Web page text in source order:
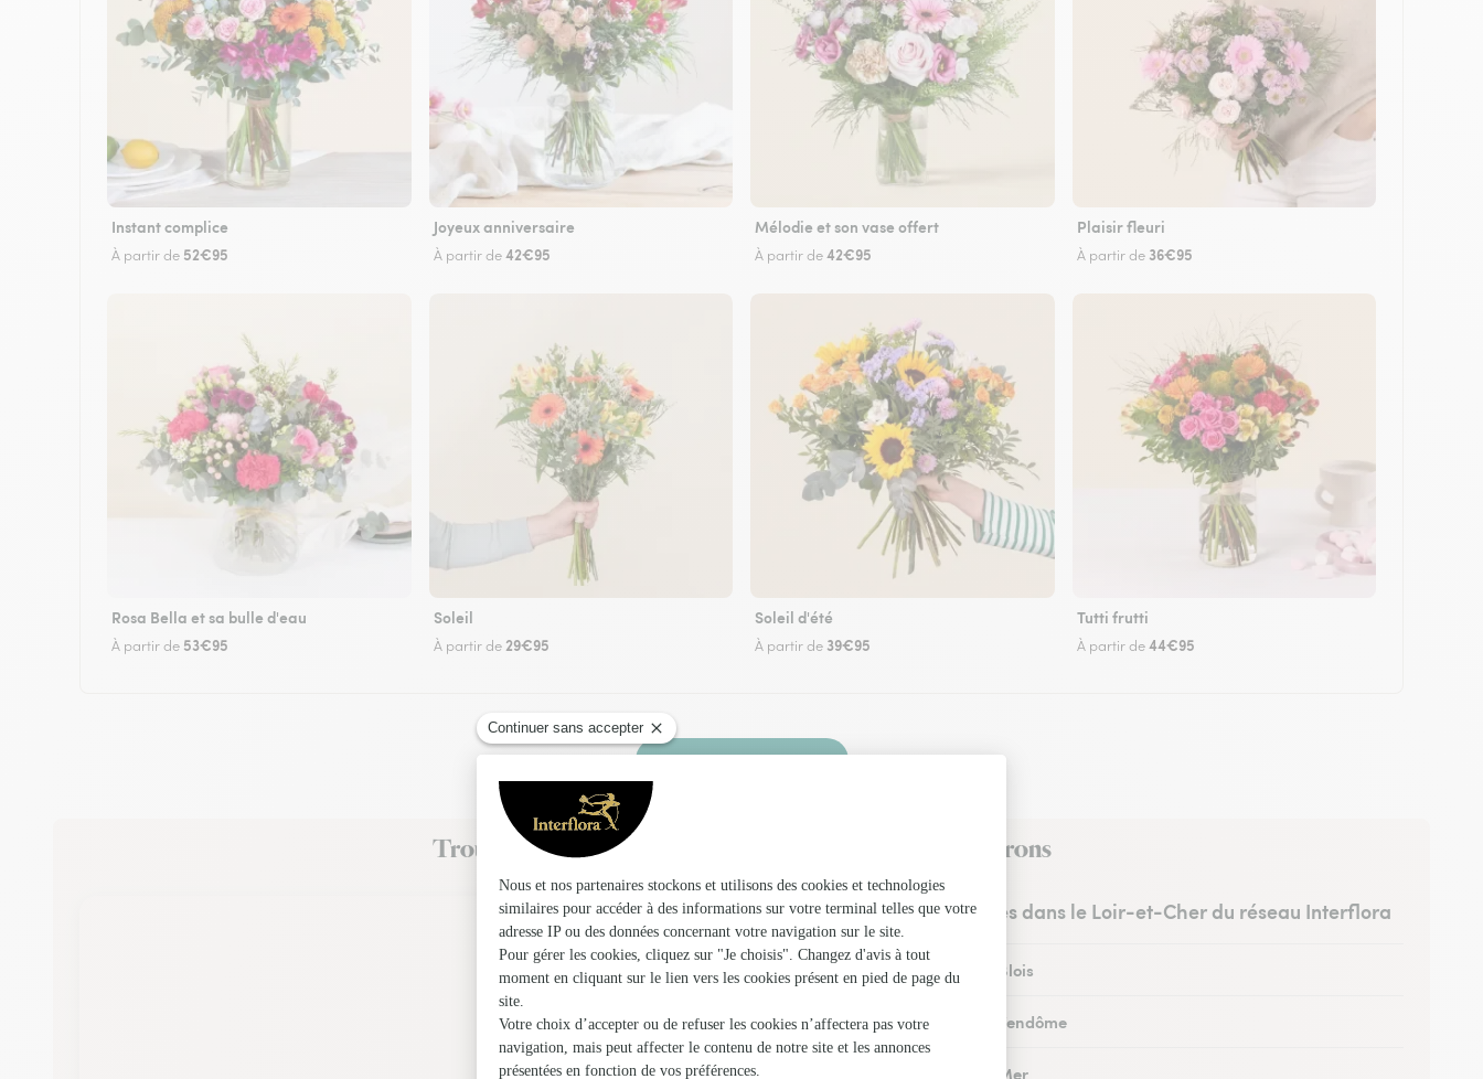
Instant complice
À partir de 52€95
Joyeux anniversaire
À partir de42€95
Mélodie et son vase offert
À partir de42€95
Plaisir fleuri
À partir de 36€95
Rosa Bella et sa bulle d'eau
À partir de 53€95
Soleil
À partir de 29€95
Soleil d'été
À partir de 39€95
Tutti frutti
À partir de44€95
Faire livrer des fleurs
Trouvez un fleuriste Interflora à Épiais et dans ses environs
Les fleuristes dans le Loir-et-Cher du réseau Interflora
Fleuristes à Blois
Fleuristes à Vendôme
Fleuristes à Mer